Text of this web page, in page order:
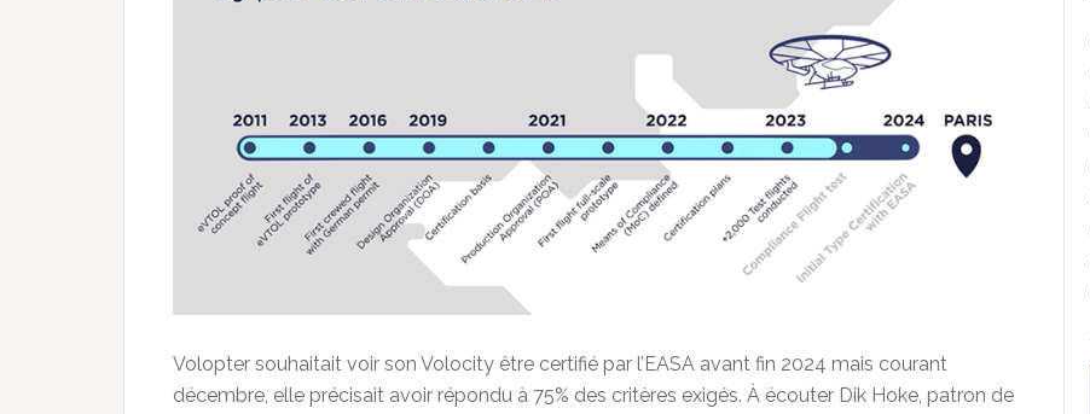
Volopter souhaitait voir son Volocity être certifié par l’EASA avant fin 2024 mais courant
décembre, elle précisait avoir répondu à 75% des critères exigés. À écouter Dik Hoke, patron de